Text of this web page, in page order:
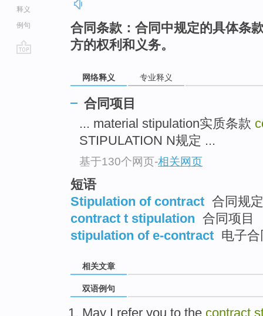
释义
例句
合同条款：合同中规定的具体条
方的权利和义务。
网络释义 专业释义
合同项目
... material stipulation实质条款
STIPULATION N规定 ...
基于130个网页-相关网页
短语
Stipulation of contract 合同规定
contract t stipulation 合同项目
stipulation of e-contract 电子
相关文章
双语例句
May I refer you to the contract